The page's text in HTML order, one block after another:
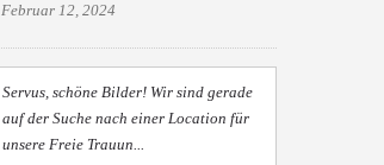
Februar 12, 2024
Servus, schöne Bilder! Wir sind gerade
auf der Suche nach einer Location für
unsere Freie Trauun...